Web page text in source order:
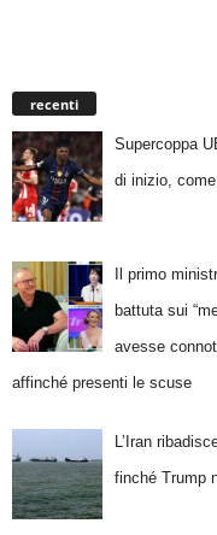
recenti
Supercoppa
di inizio,
Il primo
battuta sui
avesse
affinché presenti le scuse
L’Iran
finché Trump